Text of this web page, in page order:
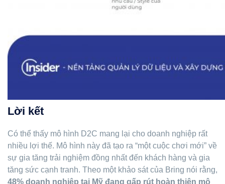
Lời kết
Có thể thấy mô hình D2C mang lại cho doanh nghiệp rất
nhiều lợi thế. Mô hình này đã tạo ra “một cuộc chơi mới” về
sự gia tăng trải nghiệm đồng nhất đến khách hàng và gia
tăng sức cạnh tranh. Theo một khảo sát của Bring nói rằng,
48% doanh nghiệp tại Mỹ đang gấp rút hoàn thiện mô